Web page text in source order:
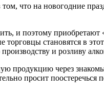
что на новогодние
и поэтому
становятся в
и розливу
продукцию через
просит поостеречься